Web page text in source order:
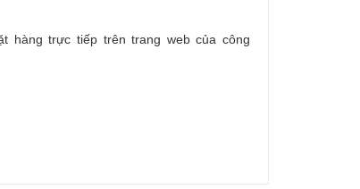
hàng trực tiếp trên trang web của công